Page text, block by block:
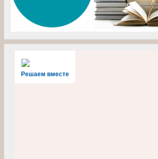
Решаем вместе